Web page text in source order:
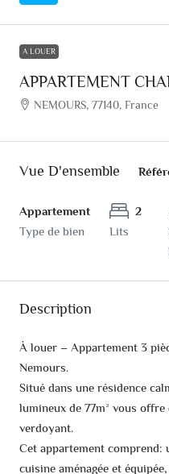
A LOUER
APPARTEMENT
NEMOURS, 77140, France
Vue D'ensemble
Appartement
Type de bien
2
Lits
Description
À louer – Appartement 3
Nemours.
Situé dans une résidence
lumineux de 77m² vous
verdoyant.
Cet appartement comprend:
cuisine aménagée et